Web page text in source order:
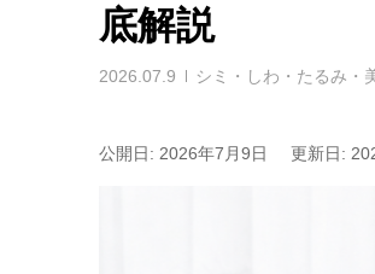
底解説
2026.07.9 シミ・しわ・たるみ・
公開日: 2026年7月9日 更新日: